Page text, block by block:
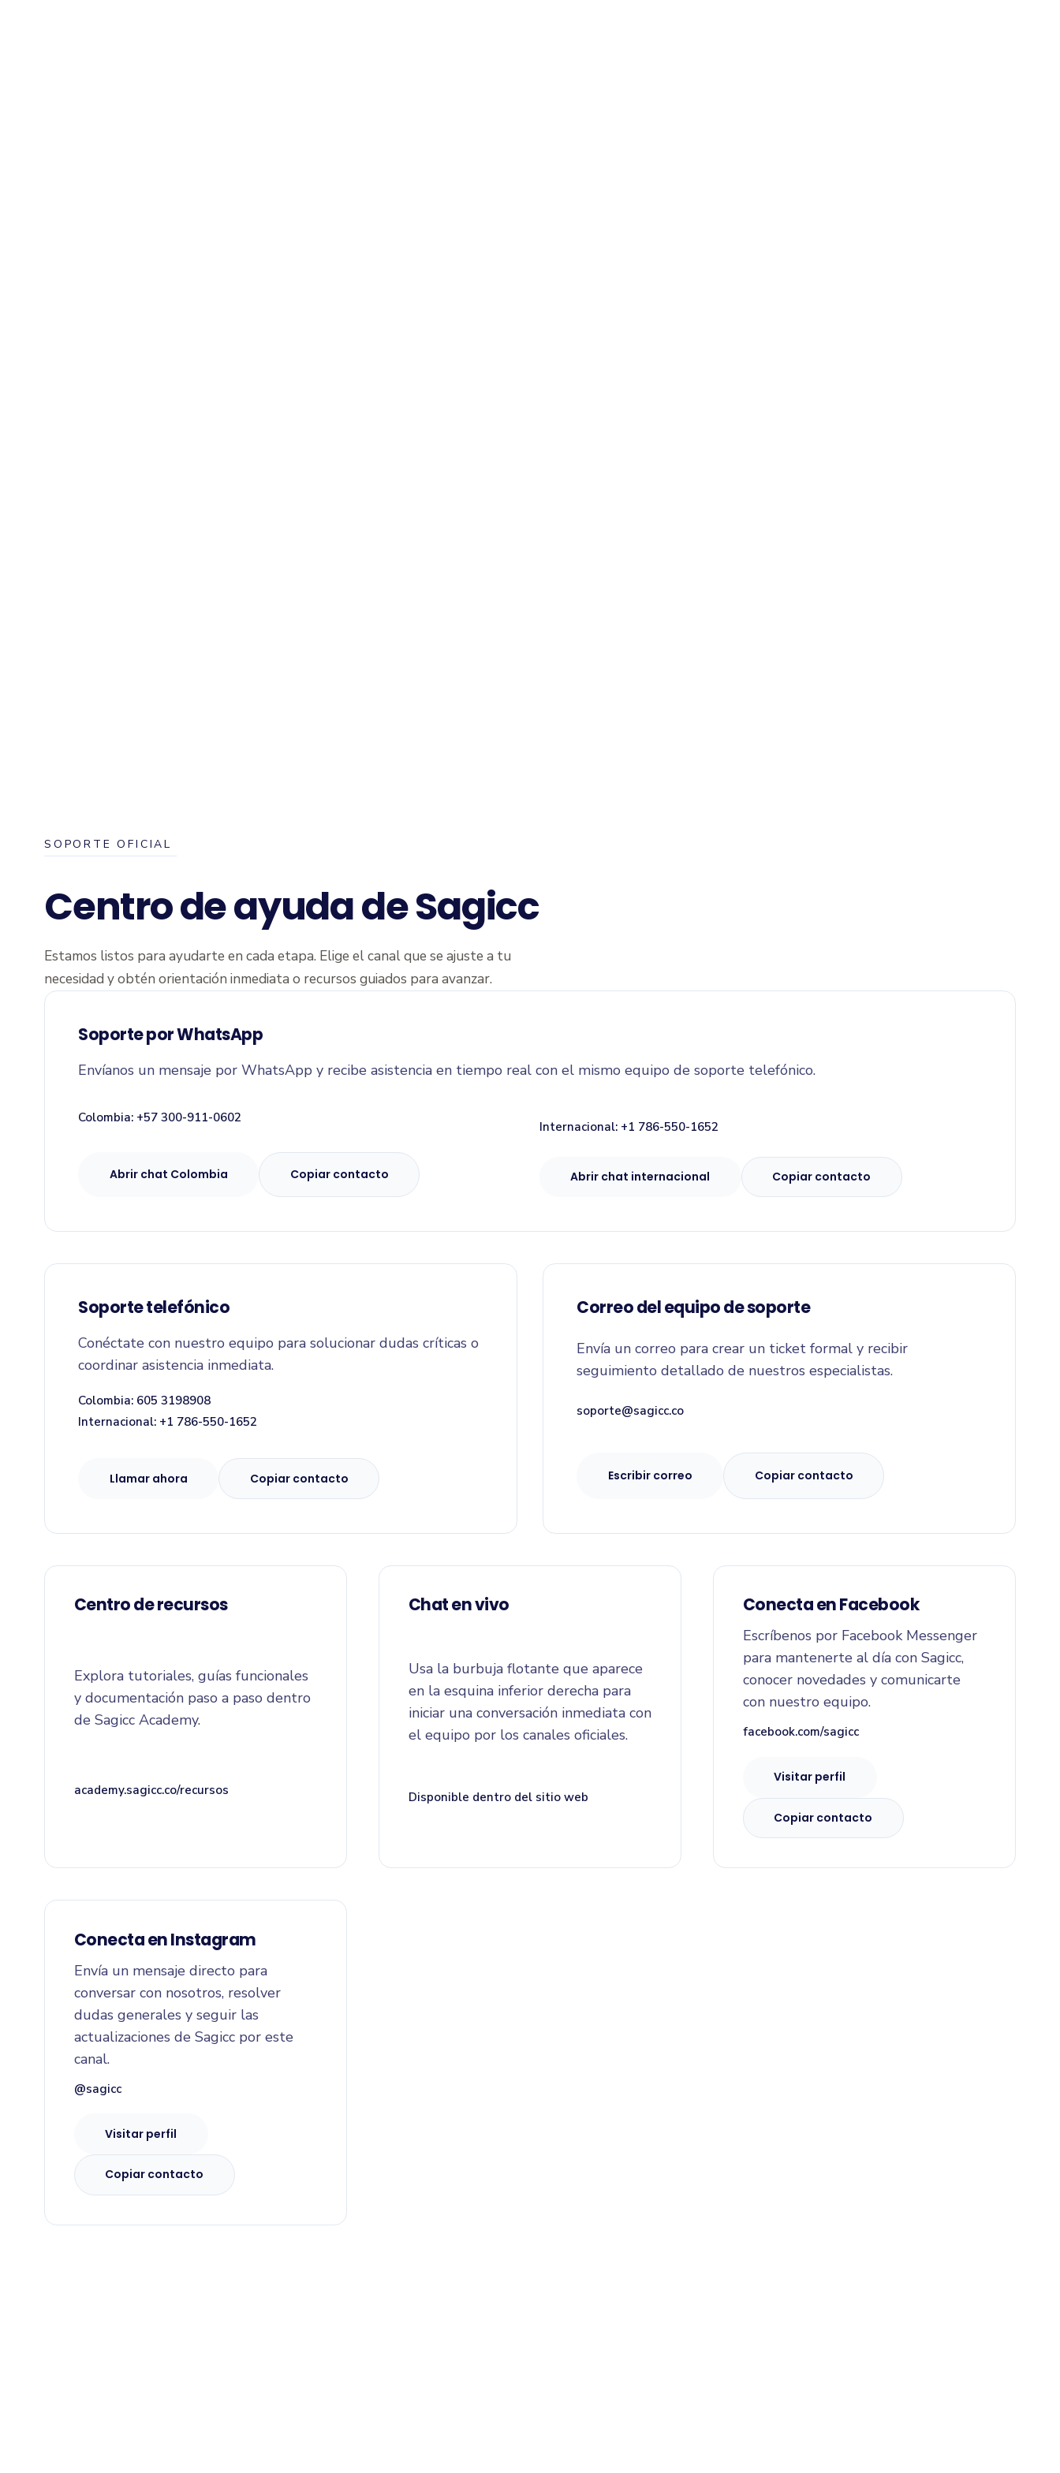
SOPORTE OFICIAL
Centro de ayuda de Sagicc
Estamos listos para ayudarte en cada etapa. Elige el canal que se ajuste a tu
necesidad y obtén orientación inmediata o recursos guiados para avanzar.
Soporte por WhatsApp
Envíanos un mensaje por WhatsApp y recibe asistencia en tiempo real con el mismo equipo de soporte telefónico.
Colombia: +57 300-911-0602
Abrir chat Colombia Copiar contacto
Internacional: +1 786-550-1652
Abrir chat internacional Copiar contacto
Soporte telefónico
Conéctate con nuestro equipo para solucionar dudas críticas o
coordinar asistencia inmediata.
Colombia: 605 3198908
Internacional: +1 786-550-1652
Llamar ahora Copiar contacto
Correo del equipo de soporte
Envía un correo para crear un ticket formal y recibir
seguimiento detallado de nuestros especialistas.
soporte@sagicc.co
Escribir correo Copiar contacto
Centro de recursos
Explora tutoriales, guías funcionales
y documentación paso a paso dentro
de Sagicc Academy.
academy.sagicc.co/recursos
Chat en vivo
Usa la burbuja flotante que aparece
en la esquina inferior derecha para
iniciar una conversación inmediata con
el equipo por los canales oficiales.
Disponible dentro del sitio web
Conecta en Facebook
Escríbenos por Facebook Messenger
para mantenerte al día con Sagicc,
conocer novedades y comunicarte
con nuestro equipo.
facebook.com/sagicc
Visitar perfil
Copiar contacto
Conecta en Instagram
Envía un mensaje directo para
conversar con nosotros, resolver
dudas generales y seguir las
actualizaciones de Sagicc por este
canal.
@sagicc
Visitar perfil
Copiar contacto